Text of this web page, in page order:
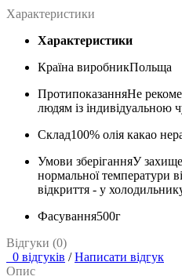
Характеристики
Характеристики
Країна виробникПольща
ПротипоказанняНе
людям із індивідуальною
Склад100% олія какао
Умови зберіганняУ
нормальної температури
відкриття - у
Фасування500г
Відгуки (0)
0 відгуків / Написати відгук
Опис